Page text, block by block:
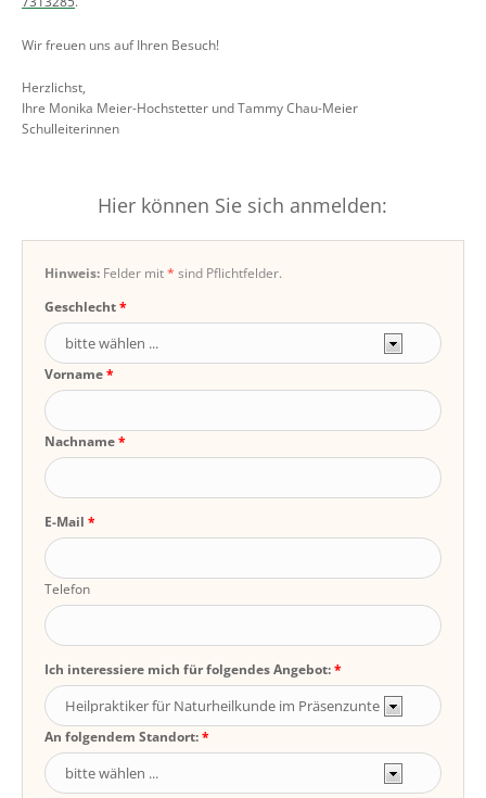
Wir freuen uns auf Ihren Besuch!
Herzlichst,
Ihre Monika Meier-Hochstetter und Tammy Chau-Meier
Schulleiterinnen
Hier können Sie sich anmelden:
Hinweis: Felder mit* sind Pflichtfelder.
Geschlecht
Vorname
Nachname
E-Mail
Telefon
Ich interessiere mich für folgendes Angebot:
An folgendem Standort: